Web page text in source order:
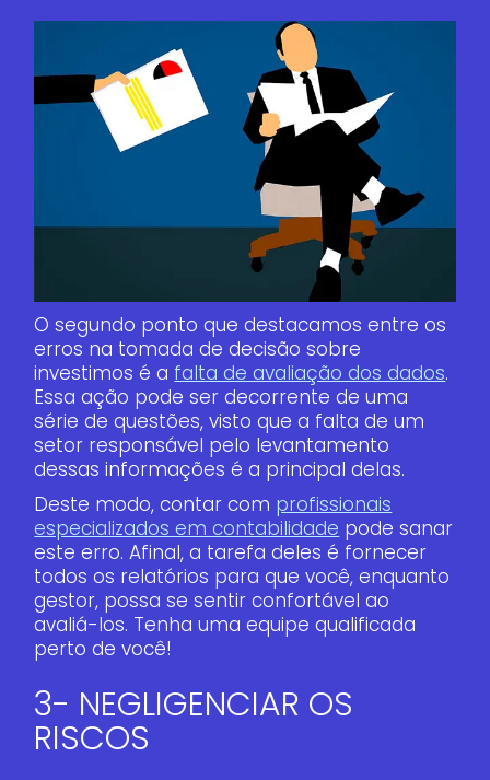
O segundo ponto que destacamos entre os
erros na tomada de decisão sobre
investimos é a falta de avaliação dos dados.
Essa ação pode ser decorrente de uma
série de questões, visto que a falta de um
setor responsável pelo levantamento
dessas informações é a principal delas.
Deste modo, contar com profissionais
especializados em contabilidade pode sanar
este erro. Afinal, a tarefa deles é fornecer
todos os relatórios para que você, enquanto
gestor, possa se sentir confortável ao
avaliá-los. Tenha uma equipe qualificada
perto de você!
3- NEGLIGENCIAR OS
RISCOS